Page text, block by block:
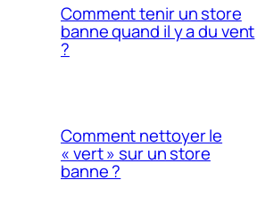
Comment tenir un store
banne quand il y a du vent
?
Comment nettoyer le
« vert » sur un store
banne ?